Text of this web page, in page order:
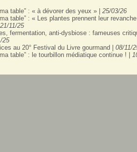
table” : « à dévorer des yeux » | 25/03/26
table” : « Les plantes prennent leur
21/11/25
fermentation, anti-dysbiose : fameuses
25
au 20° Festival du Livre gourmand | 08/11/
table” : le tourbillon médiatique continue ! |